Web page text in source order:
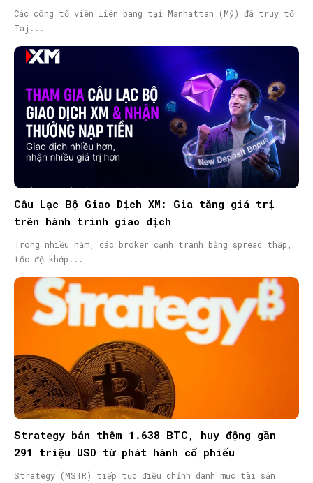
Các công tố viên liên bang tại Manhattan (Mỹ) đã truy tố
Taj...
Câu Lạc Bộ Giao Dịch XM: Gia tăng giá trị
trên hành trình giao dịch
Trong nhiều năm, các broker cạnh tranh bằng spread thấp,
tốc độ khớp...
Strategy bán thêm 1.638 BTC, huy động gần
291 triệu USD từ phát hành cổ phiếu
Strategy (MSTR) tiếp tục điều chỉnh danh mục tài sản